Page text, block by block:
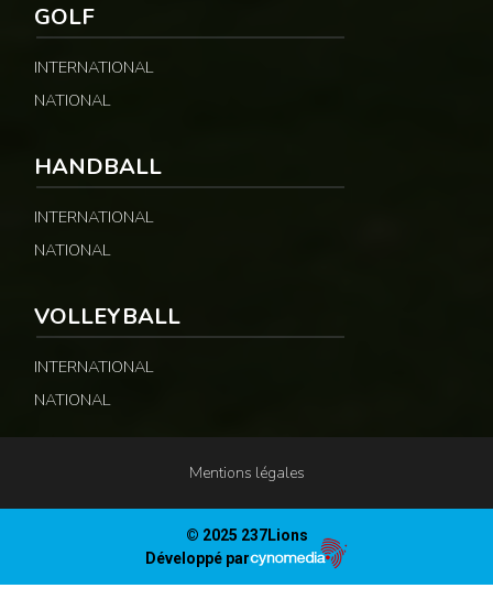
GOLF
INTERNATIONAL
NATIONAL
HANDBALL
INTERNATIONAL
NATIONAL
VOLLEYBALL
INTERNATIONAL
NATIONAL
Mentions légales
© 2025 237Lions
Développé par